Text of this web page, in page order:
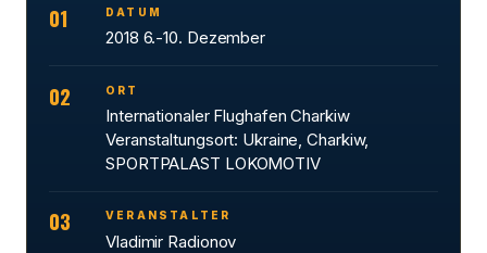
01 DATUM
2018 6.-10. Dezember
02 ORT
Internationaler Flughafen Charkiw
Veranstaltungsort: Ukraine, Charkiw,
SPORTPALAST LOKOMOTIV
03 VERANSTALTER
Vladimir Radionov